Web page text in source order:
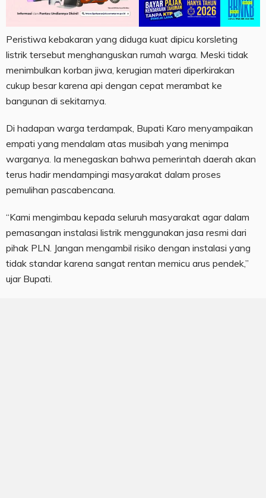
Peristiwa kebakaran yang diduga kuat dipicu korsleting
listrik tersebut menghanguskan rumah warga. Meski tidak
menimbulkan korban jiwa, kerugian materi diperkirakan
cukup besar karena api dengan cepat merambat ke
bangunan di sekitarnya.
Di hadapan warga terdampak, Bupati Karo menyampaikan
empati yang mendalam atas musibah yang menimpa
warganya. Ia menegaskan bahwa pemerintah daerah akan
terus hadir mendampingi masyarakat dalam proses
pemulihan pascabencana.
“Kami mengimbau kepada seluruh masyarakat agar dalam
pemasangan instalasi listrik menggunakan jasa resmi dari
pihak PLN. Jangan mengambil risiko dengan instalasi yang
tidak standar karena sangat rentan memicu arus pendek,”
ujar Bupati.